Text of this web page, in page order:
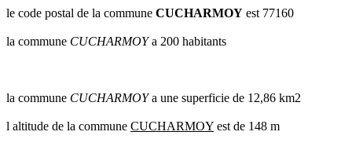
oise
val
communes
radar
le code postal de la commune CUCHARMOY est 77160
la commune CUCHARMOYa 200 habitants
la commune CUCHARMOYa une superficie de 12,86 km2
l altitude de la commune CUCHARMOY est de 148 m